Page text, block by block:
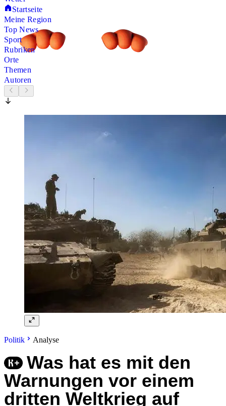
Startseite
Meine Region
Top News
Sport
Rubriken
Orte
Themen
Autoren
Politik Analyse
Was hat es mit den
Warnungen vor einem
dritten Weltkrieg auf